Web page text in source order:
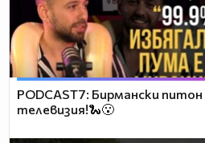
PODCAST7: Бирмански питон
телевизия!🐍😮